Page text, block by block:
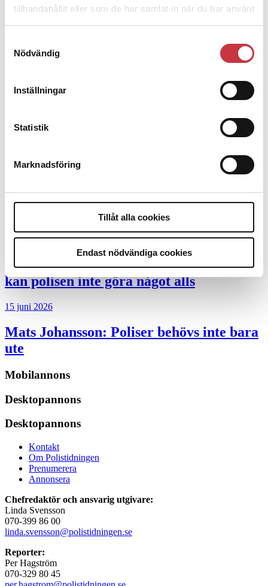
tillhandahållit eller som de har samlat in när du har använt
deras tjänster.
Nödvändig
Inställningar
Statistik
Marknadsföring
Tillåt alla cookies
Endast nödvändiga cookies
9 juli 2026
kunskapsstyrning – inte om forskarnas
Replik:Det är inte evidenskrav som
bakbinder polisen
7 juli 2026
Debatt:Med för höga krav på evidens
kan polisen inte göra något alls
15 juni 2026
Mats Johansson: Poliser behövs inte bara
ute
Mobilannons
Desktopannons
Desktopannons
Kontakt
Om Polistidningen
Prenumerera
Annonsera
Chefredaktör och ansvarig utgivare:
Linda Svensson
070-399 86 00
linda.svensson@polistidningen.se
Reporter:
Per Hagström
070-329 80 45